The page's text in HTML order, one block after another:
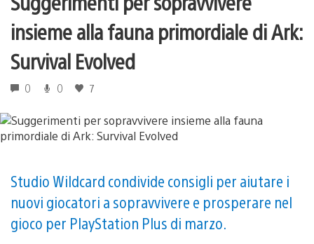
insieme alla fauna primordiale di Ark:
Survival Evolved
0 0 7
Studio Wildcard condivide consigli per aiutare i
nuovi giocatori a sopravvivere e prosperare nel
gioco per PlayStation Plus di marzo.